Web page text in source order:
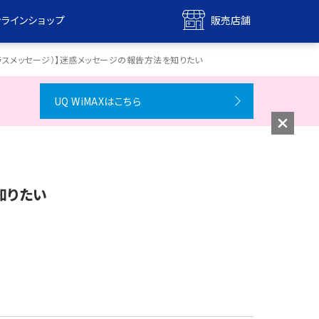
インショップ 販売店舗
ショップ
ショップ
UQ mobile
販売店舗
販売店舗
スメッセージ）】迷惑メッセージの報告方法を知りたい
UQ WiMAXはこちら
りたい